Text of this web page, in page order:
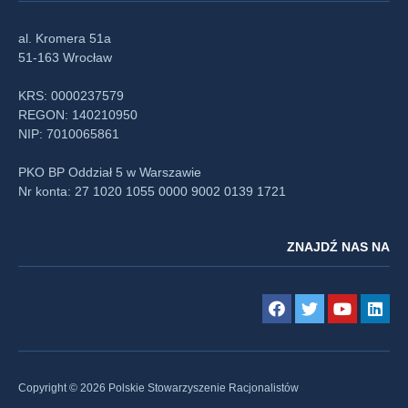
al. Kromera 51a
51-163 Wrocław
KRS: 0000237579
REGON: 140210950
NIP: 7010065861
PKO BP Oddział 5 w Warszawie
Nr konta: 27 1020 1055 0000 9002 0139 1721
ZNAJDŹ NAS NA
Copyright © 2026 Polskie Stowarzyszenie Racjonalistów